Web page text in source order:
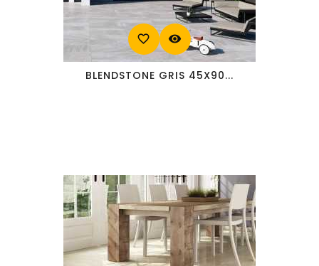
favorite_border visibility
BLENDSTONE GRIS 45X90...